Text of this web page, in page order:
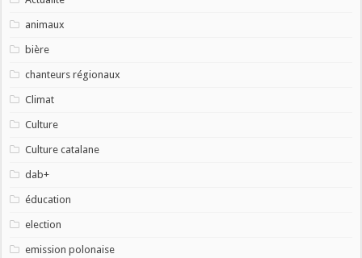
animaux
bière
chanteurs régionaux
Climat
Culture
Culture catalane
dab+
éducation
election
emission polonaise